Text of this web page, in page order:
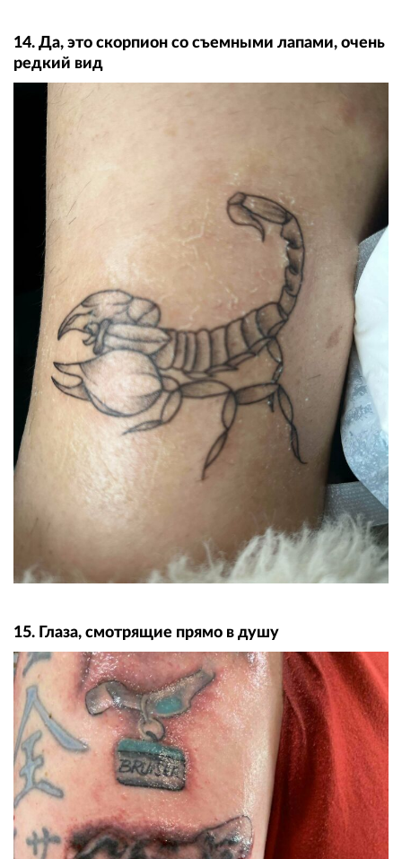
14. Да, это скорпион со съемными лапами, очень
редкий вид
15. Глаза, смотрящие прямо в душу